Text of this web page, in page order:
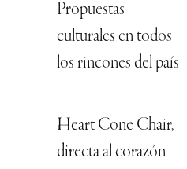
Propuestas
culturales en todos
los rincones del país
Heart Cone Chair,
directa al corazón